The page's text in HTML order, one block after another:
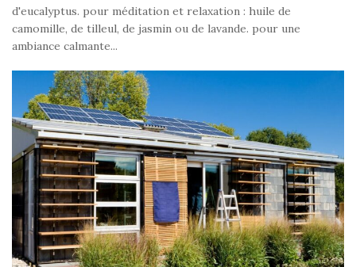
d'eucalyptus. pour méditation et relaxation : huile de
camomille, de tilleul, de jasmin ou de lavande. pour une
ambiance calmante...